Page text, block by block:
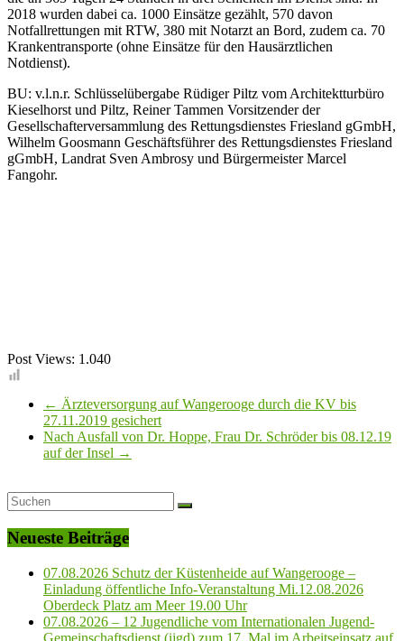
2018 wurden dabei ca. 1000 Einsätze gezählt, 570 davon
Notfallrettungen mit RTW, 380 mit Notarzt an Bord, zudem ca. 70
Krankentransporte (ohne Einsätze für den Hausärztlichen
Notdienst).
BU: v.l.n.r. Schlüsselübergabe Rüdiger Piltz vom Architektturbüro
Kieselhorst und Piltz, Reiner Tammen Vorsitzender der
Gesellschafterversammlung des Rettungsdienstes Friesland gGmbH,
Wilhelm Goosmann Geschäftsführer des Rettungsdienstes Friesland
gGmbH, Landrat Sven Ambrosy und Bürgermeister Marcel
Fangohr.
Post Views: 1.040
← Ärzteversorgung auf Wangerooge durch die KV bis
27.11.2019 gesichert
Nach Ausfall von Dr. Hoppe, Frau Dr. Schröder bis 08.12.19
auf der Insel →
Neueste Beiträge
07.08.2026 Schutz der Küstenheide auf Wangerooge –
Einladung öffentliche Info-Veranstaltung Mi.12.08.2026
Oberdeck Platz am Meer 19.00 Uhr
07.08.2026 – 12 Jugendliche vom Internationalen Jugend-
Gemeinschaftsdienst (ijgd) zum 17. Mal im Arbeitseinsatz auf